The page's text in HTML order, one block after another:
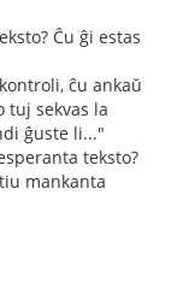
Ĉu ĝi estas
ĉu ankaŭ
tuj sekvas la
ĝuste li..."
teksto?
mankanta